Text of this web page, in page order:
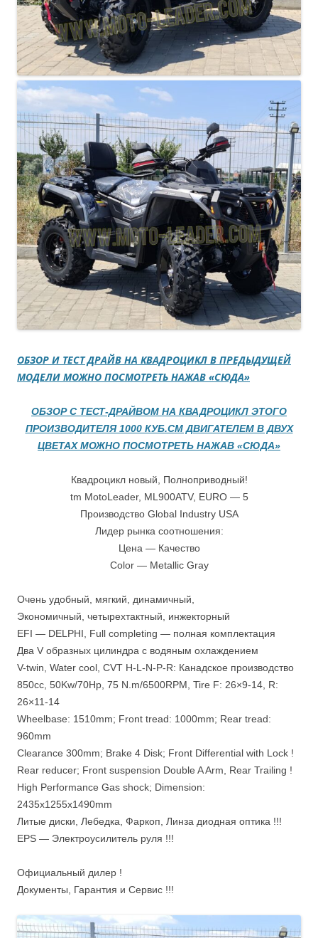
ОБЗОР И ТЕСТ ДРАЙВ НА КВАДРОЦИКЛ В ПРЕДЫДУЩЕЙ
МОДЕЛИ МОЖНО ПОСМОТРЕТЬ НАЖАВ «СЮДА»
ОБЗОР С ТЕСТ-ДРАЙВОМ НА КВАДРОЦИКЛ ЭТОГО
ПРОИЗВОДИТЕЛЯ 1000 КУБ.СМ ДВИГАТЕЛЕМ В ДВУХ
ЦВЕТАХ МОЖНО ПОСМОТРЕТЬ НАЖАВ «СЮДА»
Квадроцикл новый, Полноприводный!
tm MotoLeader, ML900ATV, EURO — 5
Производство Global Industry USA
Лидер рынка соотношения:
Цена — Качество
Color — Metallic Gray
Очень удобный, мягкий, динамичный,
Экономичный, четырехтактный, инжекторный
EFI — DELPHI, Full completing — полная комплектация
Два V образных цилиндра с водяным охлаждением
V-twin, Water cool, CVT H-L-N-P-R: Канадское производство
850сс, 50Kw/70Hp, 75 N.m/6500RPM, Tire F: 26×9-14, R:
26×11-14
Wheelbase: 1510mm; Front tread: 1000mm; Rear tread:
960mm
Clearance 300mm; Brake 4 Disk; Front Differential with Lock !
Rear reducer; Front suspension Double A Arm, Rear Trailing !
High Performance Gas shock; Dimension:
2435x1255x1490mm
Литые диски, Лебедка, Фаркоп, Линза диодная оптика !!!
EPS — Электроусилитель руля !!!
Официальный дилер !
Документы, Гарантия и Сервис !!!